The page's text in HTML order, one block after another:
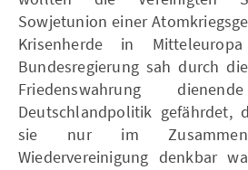
Sowjetunion einer
Krisenherde in
Bundesregierung sah durch
Friedenswahrung
Deutschlandpolitik gefährdet,
sie nur im
Wiedervereinigung denkbar